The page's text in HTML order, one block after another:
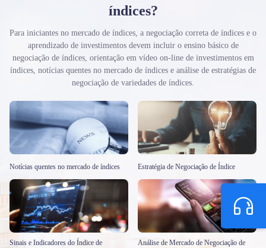
índices?
Para iniciantes no mercado de índices, a negociação correta de índices e o
aprendizado de investimentos devem incluir o ensino básico de
negociação de índices, orientação em vídeo on-line de investimentos em
índices, notícias quentes no mercado de índices e análise de estratégias de
negociação de variedades de índices.
Notícias quentes no mercado de índices Estratégia de Negociação de Índice
Sinais e Indicadores do Índice de
Análise de Mercado de Negociação de